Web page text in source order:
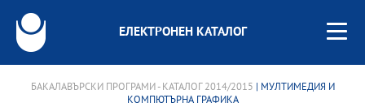
ЕЛЕКТРОНЕН КАТАЛОГ
БАКАЛАВЪРСКИ ПРОГРАМИ - КАТАЛОГ 2014/2015 | МУЛТИМЕДИЯ И
КОМПЮТЪРНА ГРАФИКА